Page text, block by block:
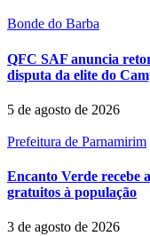
Bonde do Barba
QFC SAF anuncia
disputa da elite do
5 de agosto de 2026
Prefeitura de Parnamirim
Encanto Verde recebe
gratuitos à população
3 de agosto de 2026